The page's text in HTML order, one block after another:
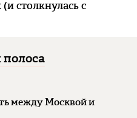
столкнулась с
между Москвой и